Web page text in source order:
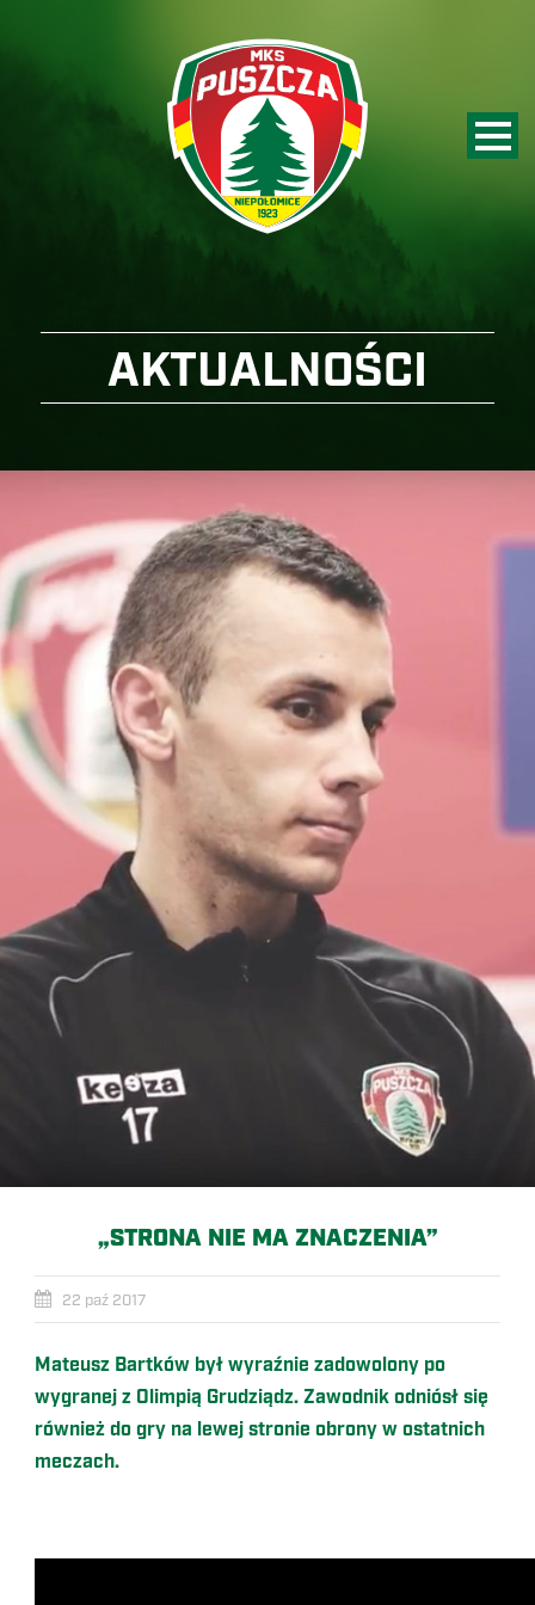
AKTUALNOŚCI
„STRONA NIE MA ZNACZENIA”
22 paź 2017
Mateusz Bartków był wyraźnie zadowolony po
wygranej z Olimpią Grudziądz. Zawodnik odniósł się
również do gry na lewej stronie obrony w ostatnich
meczach.